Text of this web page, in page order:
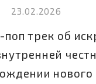
23.02.2026
трек об
нового